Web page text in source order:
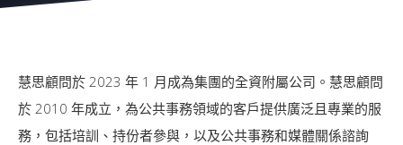
慧思顧問於 2023 年 1 月成為集團的全資附屬公司。慧思顧問
於 2010 年成立，為公共事務領域的客戶提供廣泛且專業的服
務，包括培訓、持份者參與，以及公共事務和媒體關係諮詢